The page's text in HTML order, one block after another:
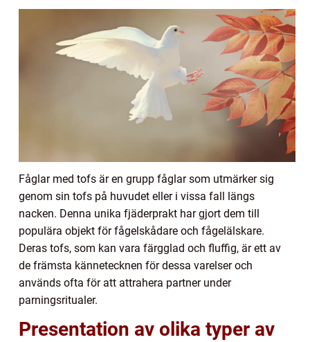
Fåglar med tofs är en grupp fåglar som utmärker sig
genom sin tofs på huvudet eller i vissa fall längs
nacken. Denna unika fjäderprakt har gjort dem till
populära objekt för fågelskådare och fågelälskare.
Deras tofs, som kan vara färgglad och fluffig, är ett av
de främsta kännetecknen för dessa varelser och
används ofta för att attrahera partner under
parningsritualer.
Presentation av olika typer av